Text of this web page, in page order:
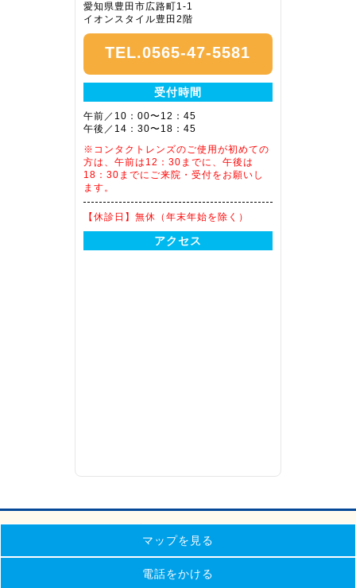
マップを見る
電話をかける
愛知県豊田市広路町1-1
イオンスタイル豊田2階
TEL.0565-47-5581
受付時間
午前／10：00〜12：45
午後／14：30〜18：45
※コンタクトレンズのご使用が初めての
方は、午前は12：30までに、午後は
18：30までにご来院・受付をお願いし
ます。
【休診日】 無休（年末年始を除く）
アクセス
す。豊田市の地域に密着した眼科診療を心がけております。
Copyright (C) 2026 TOYOTA KEYAKI EYE CLINIC, All Rights
Reserved.